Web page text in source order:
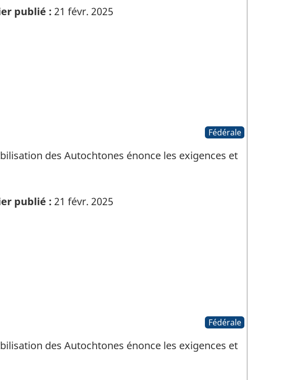
publié : 21 févr. 2025
Fédérale
des Autochtones énonce les exigences et
publié : 21 févr. 2025
Fédérale
des Autochtones énonce les exigences et